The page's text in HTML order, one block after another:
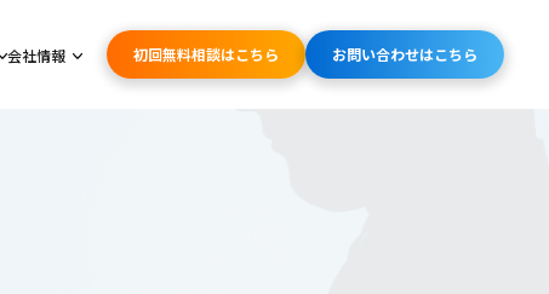
会社情報 初回無料相談はこちら お問い合わせはこちら